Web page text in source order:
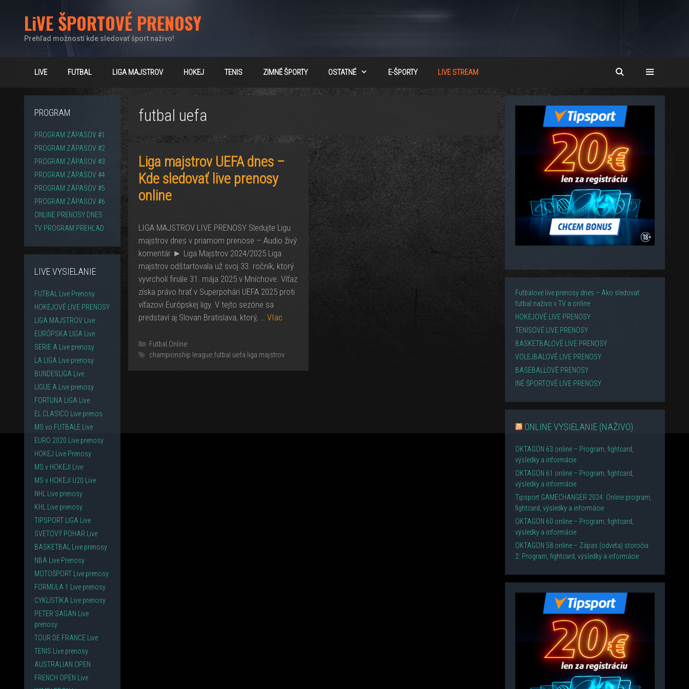
LiVE ŠPORTOVÉ PRENOSY
Prehľad možností kde sledovať šport naživo!
LIVE FUTBAL LIGA MAJSTROV HOKEJ TENIS ZIMNÉ ŠPORTY OSTATNÉ E-ŠPORTY LIVE STREAM
futbal uefa
Liga majstrov UEFA dnes –
Kde sledovať live prenosy
online
LIGA MAJSTROV LIVE PRENOSY Sledujte Ligu
majstrov dnes v priamom prenose – Audio živý
komentár ► Liga Majstrov 2024/2025 Liga
majstrov odštartovala už svoj 33. ročník, ktorý
vyvrcholí finále 31. mája 2025 v Mníchove. Víťaz
získa právo hrať v Superpohári UEFA 2025 proti
víťazovi Európskej ligy. V tejto sezóne sa
predstaví aj Slovan Bratislava, ktorý, … VIac
Kategórie
Futbal ,Online
Značky
championship league,futbal uefa, liga majstrov
PROGRAM
PROGRAM ZÁPASOV #1
PROGRAM ZÁPASOV #2
PROGRAM ZÁPASOV #3
PROGRAM ZÁPASOV #4
PROGRAM ZÁPASOV #5
PROGRAM ZÁPASOV #6
ONLINE PRENOSY DNES
TV PROGRAM PREHĽAD
LIVE VYSIELANIE
FUTBAL Live Prenosy
HOKEJOVÉ LIVE PRENOSY
LIGA MAJSTROV Live
EURÓPSKA LIGA Live
SERIE A Live prenosy
LA LIGA Live prenosy
BUNDESLIGA Live
LIGUE A Live prenosy
FORTUNA LIGA Live
EL CLASICO Live prenos
MS vo FUTBALE Live
EURO 2020 Live prenosy
HOKEJ Live Prenosy
MS v HOKEJI Live
MS v HOKEJI U20 Live
NHL Live prenosy
KHL Live prenosy
TIPSPORT LIGA Live
SVETOVÝ POHAR Live
BASKETBAL Live prenosy
NBA Live Prenosy
MOTOŠPORT Live prenosy
FORMULA 1 Live prenosy
CYKLISTIKA Live prenosy
PETER SAGAN Live
prenosy
TOUR DE FRANCE Live
TENIS Live prenosy
AUSTRALIAN OPEN
FRENCH OPEN Live
Futbalové live prenosy dnes – Ako sledovať
futbal naživo v TV a online
HOKEJOVÉ LIVE PRENOSY
TENISOVÉ LIVE PRENOSY
BASKETBALOVÉ LIVE PRENOSY
VOLEJBALOVÉ LIVE PRENOSY
BASEBALLOVÉ PRENOSY
INÉ ŠPORTOVÉ LIVE PRENOSY
ONLINE VYSIELANIE (NAŽIVO)
OKTAGON 63 online – Program, fightcard,
výsledky a informácie
OKTAGON 61 online – Program, fightcard,
výsledky a informácie
Tipsport GAMECHANGER 2024: Online program,
fightcard, výsledky a informácie
OKTAGON 60 online – Program, fightcard,
výsledky a informácie
OKTAGON 58 online – Zápas (odveta) storočia
2: Program, fightcard, výsledky a informácie